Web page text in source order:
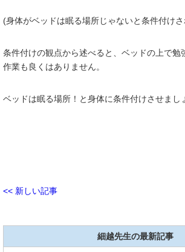
(身体がベッドは眠る場所じゃないと条件付け
条件付けの観点から述べると、ベッドの上で勉
作業も良くはありません。
ベッドは眠る場所！と身体に条件付けさせまし
<< 新しい記事
細越先生の最新記事